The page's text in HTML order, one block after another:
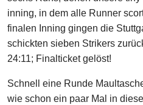
inning, in dem alle Runner
finalen Inning gingen die
schickten sieben Strikers
24:11; Finalticket gelöst!
Schnell eine Runde
wie schon ein paar Mal in